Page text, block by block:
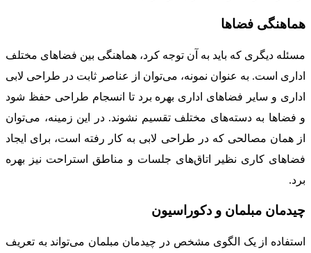
هماهنگی فضاها
مسئله دیگری که باید به آن توجه کرد، هماهنگی بین فضاهای مختلف
اداری است. به عنوان نمونه، می‌توان از عناصر ثابت در طراحی لابی
اداری و سایر فضاهای اداری بهره برد تا انسجام طراحی حفظ شود
و فضاها به دسته‌های مختلف تقسیم نشوند. در این زمینه، می‌توان
از همان مصالحی که در طراحی لابی به کار رفته است، برای ایجاد
فضاهای کاری نظیر اتاق‌های جلسات و مناطق استراحت نیز بهره
برد.
چیدمان مبلمان و دکوراسیون
استفاده از یک الگوی مشخص در چیدمان مبلمان می‌تواند به تعریف